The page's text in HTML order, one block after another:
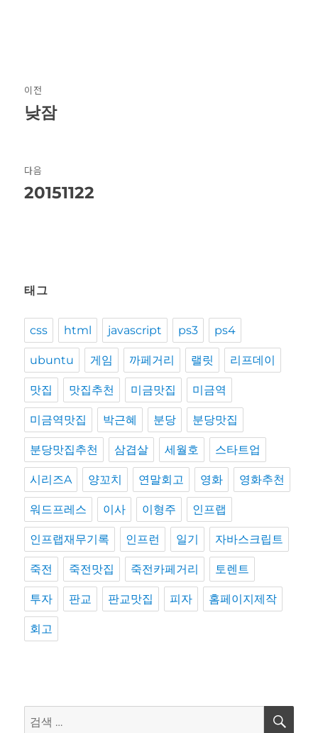
탐
이전
이
낮잠
다음
다
20151122
태그
css html javascript ps3 ps4
ubuntu 게임 까페거리 랠릿 리프데이
맛집 맛집추천 미금맛집 미금역
미금역맛집 박근혜 분당 분당맛집
분당맛집추천 삼겹살 세월호 스타트업
시리즈A 양꼬치 연말회고 영화 영화추천
워드프레스 이사 이형주 인프랩
인프랩재무기록 인프런 일기 자바스크립트
죽전 죽전맛집 죽전카페거리 토렌트
투자 판교 판교맛집 피자 홈페이지제작
회고
검
검